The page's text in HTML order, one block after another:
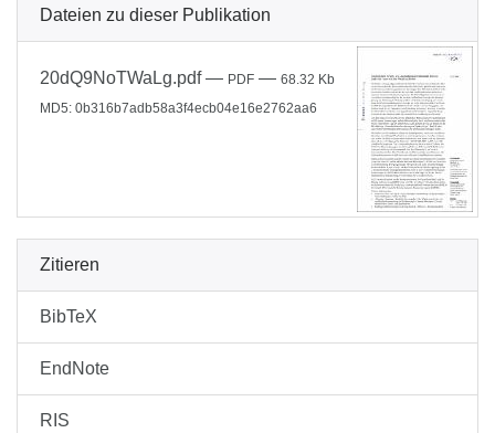
Dateien zu dieser Publikation
20dQ9NoTWaLg.pdf— PDF — 68.32 Kb
MD5: 0b316b7adb58a3f4ecb04e16e2762aa6
Zitieren
BibTeX
EndNote
RIS